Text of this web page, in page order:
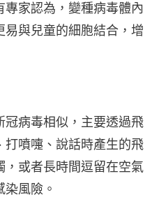
家認為，變種病毒體內
與兒童的細胞結合，增
病毒相似，主要透過飛
打噴嚏、說話時產生的飛
，或者長時間逗留在空氣
風險。